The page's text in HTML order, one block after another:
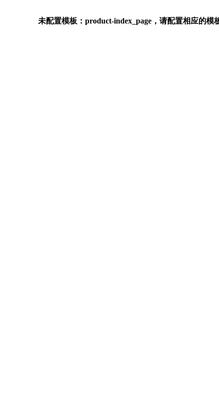
未配置模板：product-index_page，请配置相应的模